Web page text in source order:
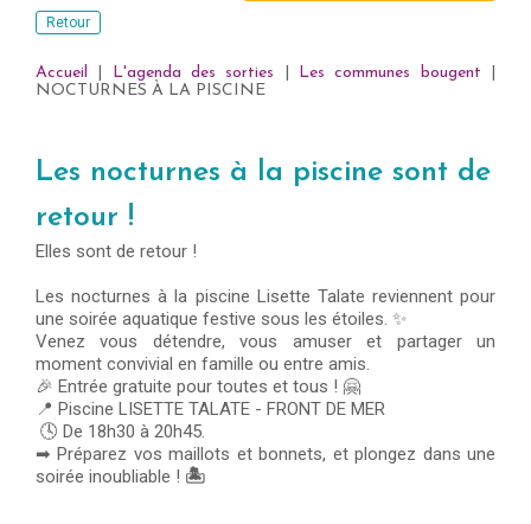
Retour
Accueil L'agenda des sorties Les communes bougent
NOCTURNES À LA PISCINE
Les nocturnes à la piscine sont de
retour !
Elles sont de retour !
Les nocturnes à la piscine Lisette Talate reviennent pour
une soirée aquatique festive sous les étoiles. ✨
Venez vous détendre, vous amuser et partager un
moment convivial en famille ou entre amis.
🎉 Entrée gratuite pour toutes et tous ! 🤗
📍 Piscine LISETTE TALATE - FRONT DE MER
🕓 De 18h30 à 20h45.
➡ Préparez vos maillots et bonnets, et plongez dans une
soirée inoubliable ! 🏝